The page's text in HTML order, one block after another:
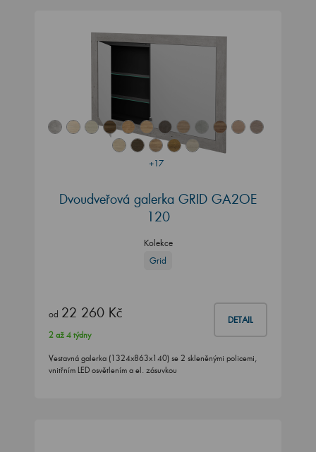
+17
Dvoudveřová galerka GRID GA2OE
120
Kolekce
Grid
od 22 260 Kč DETAIL
2 až 4 týdny
Vestavná galerka (1324x863x140) se 2 skleněnými policemi,
vnitřním LED osvětlením a el. zásuvkou